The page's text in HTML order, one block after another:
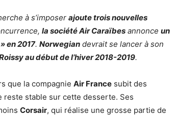
à s’imposer ajoute trois nouvelles
la société Air Caraïbes annonce un
en 2017. Norwegian devrait se lancer à son
au début de l’hiver 2018-2019.
que la compagnie Air France subit des
reste stable sur cette desserte. Ses
Corsair, qui réalise une grosse partie de